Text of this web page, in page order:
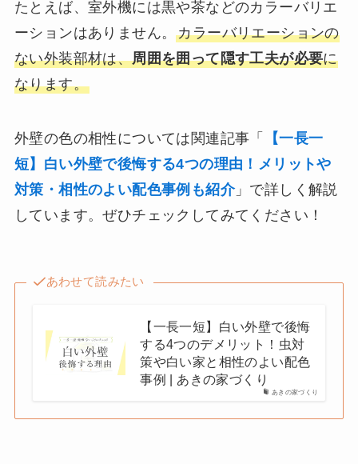
たとえば、室外機には黒や茶などのカラーバリエ
ーションはありません。カラーバリエーションの
ない外装部材は、周囲を囲って隠す工夫が必要に
なります。
外壁の色の相性については関連記事「
【一長一
短】白い外壁で後悔する4つの理由！メリットや
対策・相性のよい配色事例も紹介」で詳しく解説
しています。ぜひチェックしてみてください！
あわせて読みたい
あきの家づくり
【一長一短】白い外壁で後悔
する4つのデメリット！虫対
策や白い家と相性のよい配色
事例 | あきの家づくり